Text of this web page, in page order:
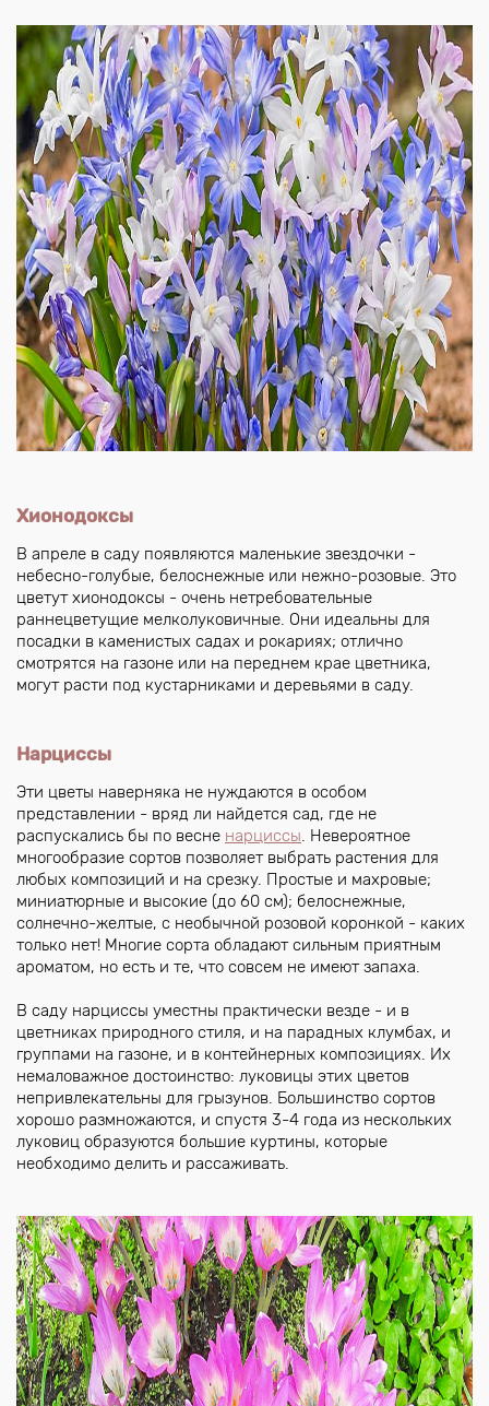
Хионодоксы
В апреле в саду появляются маленькие звездочки -
небесно-голубые, белоснежные или нежно-розовые. Это
цветут хионодоксы - очень нетребовательные
раннецветущие мелколуковичные. Они идеальны для
посадки в каменистых садах и рокариях; отлично
смотрятся на газоне или на переднем крае цветника,
могут расти под кустарниками и деревьями в саду.
Нарциссы
Эти цветы наверняка не нуждаются в особом
представлении - вряд ли найдется сад, где не
распускались бы по весне нарциссы. Невероятное
многообразие сортов позволяет выбрать растения для
любых композиций и на срезку. Простые и махровые;
миниатюрные и высокие (до 60 см); белоснежные,
солнечно-желтые, с необычной розовой коронкой - каких
только нет! Многие сорта обладают сильным приятным
ароматом, но есть и те, что совсем не имеют запаха.
В саду нарциссы уместны практически везде - и в
цветниках природного стиля, и на парадных клумбах, и
группами на газоне, и в контейнерных композициях. Их
немаловажное достоинство: луковицы этих цветов
непривлекательны для грызунов. Большинство сортов
хорошо размножаются, и спустя 3-4 года из нескольких
луковиц образуются большие куртины, которые
необходимо делить и рассаживать.